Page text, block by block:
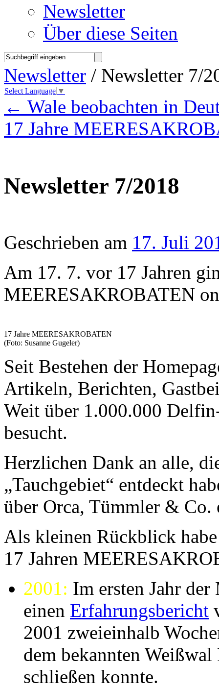
Newsletter
Über diese Seiten
Newsletter / Newsletter 7/
Select Language ▼
← Wale beobachten in
17 Jahre
Newsletter 7/2018
Geschrieben am 17. Juli
Am 17. 7. vor 17 Jahren
MEERESAKROBATEN
17 Jahre MEERESAKROBATEN
(Foto: Susanne Gugeler)
Seit Bestehen der
Artikeln, Berichten,
Weit über 1.000.000
besucht.
Herzlichen Dank an alle,
„Tauchgebiet“ entdeckt
über Orca, Tümmler & Co.
Als kleinen Rückblick
17 Jahren
2001: Im ersten Jahr
einen Erfahrungsbericht
2001 zweieinhalb
dem bekannten
schließen konnte.